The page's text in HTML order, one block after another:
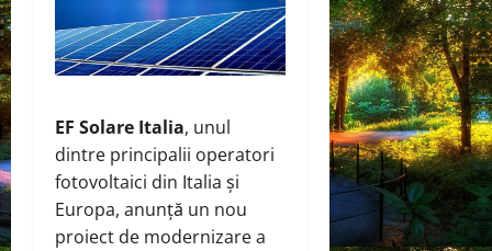
EF Solare Italia, unul
dintre principalii operatori
fotovoltaici din Italia și
Europa, anunță un nou
proiect de modernizare a